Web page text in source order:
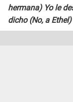
hermana) Yo le
dicho (No, a